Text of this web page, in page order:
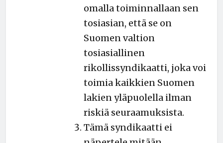
omalla toiminnallaan sen
tosiasian, että se on
Suomen valtion
tosiasiallinen
rikollissyndikaatti, joka voi
toimia kaikkien Suomen
lakien yläpuolella ilman
riskiä seuraamuksista.
Tämä syndikaatti ei